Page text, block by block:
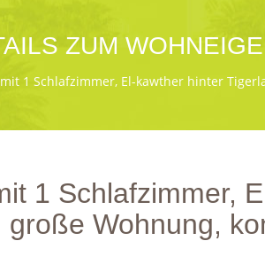
ZUM
1 Schlafzimmer, El-kawther hinter
1 Schlafzimmer,
große Wohnung,